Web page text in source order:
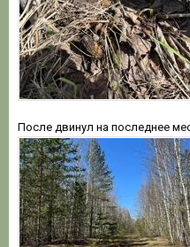
После двинул на последнее